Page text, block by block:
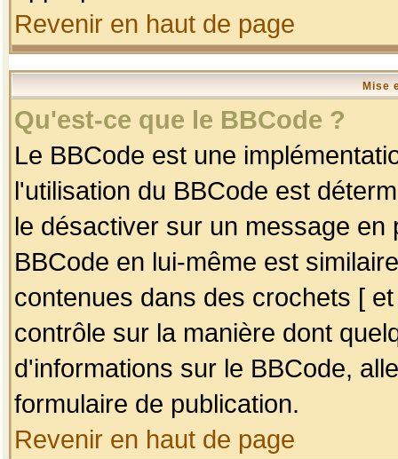
Revenir en haut de page
Mise
Qu'est-ce que le BBCode ?
Le BBCode est une
l'utilisation du BBCode est
le désactiver sur un message
BBCode en lui-même est
contenues dans des crochets [
contrôle sur la manière dont
d'informations sur le BBCode,
formulaire de publication.
Revenir en haut de page